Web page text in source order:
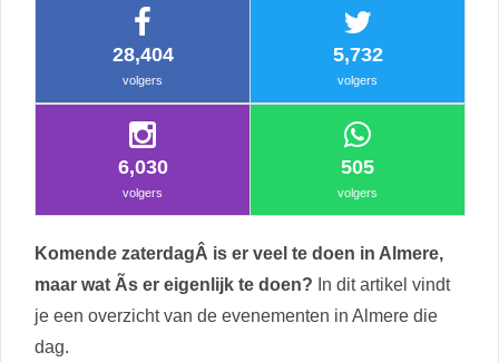
28,404
volgers
5,732
volgers
6,030
volgers
505
volgers
Komende zaterdagÂ is er veel te doen in Almere,
maar wat Ã­s er eigenlijk te doen? In dit artikel vindt
je een overzicht van de evenementen in Almere die
dag.